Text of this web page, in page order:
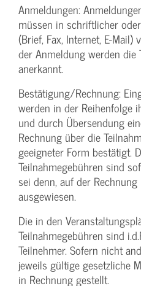
Anmeldungen:
müssen in schriftlicher
(Brief, Fax, Internet, E-
der Anmeldung werden die
anerkannt.
Bestätigung­/Rechnung:
werden in der Reihenfolge
und durch Übersendung
Rechnung über die
geeigneter Form bestätigt.
Teilnahmegebühren sind
sei denn, auf der
ausgewiesen.
Die in den
Teilnahmegebühren sind
Teilnehmer. Sofern nicht
jeweils gültige gesetzliche
in Rechnung gestellt.